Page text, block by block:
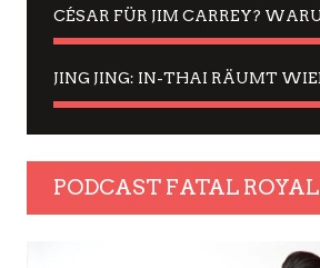
PODCAST FATAL ROYAL